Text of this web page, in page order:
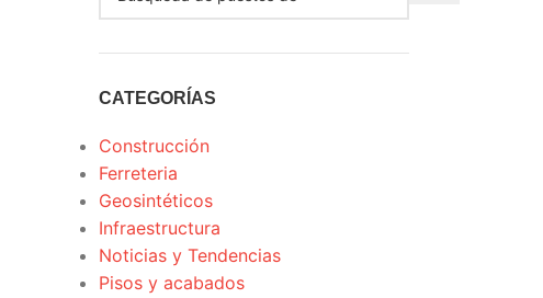
CATEGORÍAS
Construcción
Ferreteria
Geosintéticos
Infraestructura
Noticias y Tendencias
Pisos y acabados